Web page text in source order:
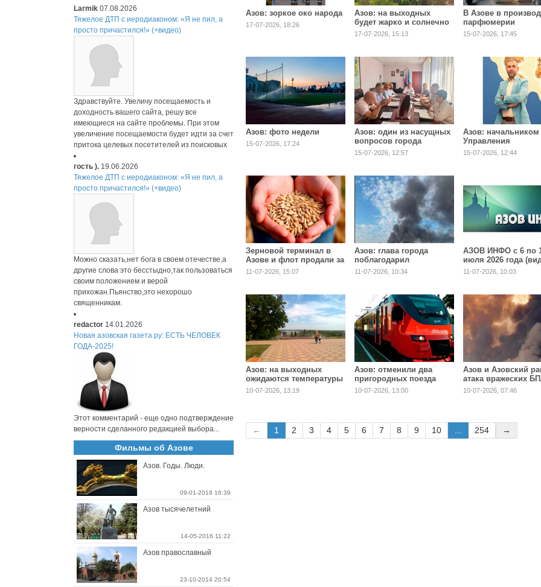
Азов: зоркое око народа
17-07-2026, 18:26
Азов: на выходных
будет жарко и солнечно
17-07-2026, 15:13
В Азове в
парфюмерии
инвестируют 750
15-07-2026, 17:45
Азов: фото недели
15-07-2026, 17:24
Азов: один из насущных
вопросов города
15-07-2026, 12:57
Азов: начальником
Управления
образования города
назначен Юрий
15-07-2026, 12:44
Зерновой терминал в
Азове и флот продали за
11,7 млрд рублей
11-07-2026, 15:07
Азов: глава города
поблагодарил
огнеборцев
11-07-2026, 10:34
АЗОВ ИНФО с 6 по
июля 2026 года
по ссылкам)
11-07-2026, 10:03
Азов: на выходных
ожидаются температуры
от +18 до +28 градусов
10-07-2026, 13:19
Азов: отменили два
пригородных поезда
10-07-2026, 13:00
Азов и Азовский
атака вражеских
10-07-2026, 07:46
← 1 2 3 4 5 6 7 8 9 10 254 →
Larmik 07.08.2026
Тяжелое ДТП с иеродиаконом: «Я не пил, а
просто причастился!» (+видео)
Здравствуйте. Увеличу посещаемость и
доходность вашего сайта, решу все
имеющиеся на сайте проблемы. При этом
увеличение посещаемости будет идти за счет
притока целевых посетителей из поисковых
гость ). 19.06.2026
Тяжелое ДТП с иеродиаконом: «Я не пил, а
просто причастился!» (+видео)
Можно сказать,нет бога в своем отечестве,а
другие слова это бесстыдно,так пользоваться
своим положением и верой
прихожан.Пьянство,это нехорошо
священникам.
redactor 14.01.2026
Новая азовская газета.ру: ЕСТЬ ЧЕЛОВЕК
ГОДА-2025!
Этот комментарий - еще одно подтверждение
верности сделанного редакцией выбора...
Фильмы об Азове
Азов. Годы. Люди.
09-01-2018 16:39
Азов тысячелетний
14-05-2016 11:22
Азов православный
23-10-2014 20:54